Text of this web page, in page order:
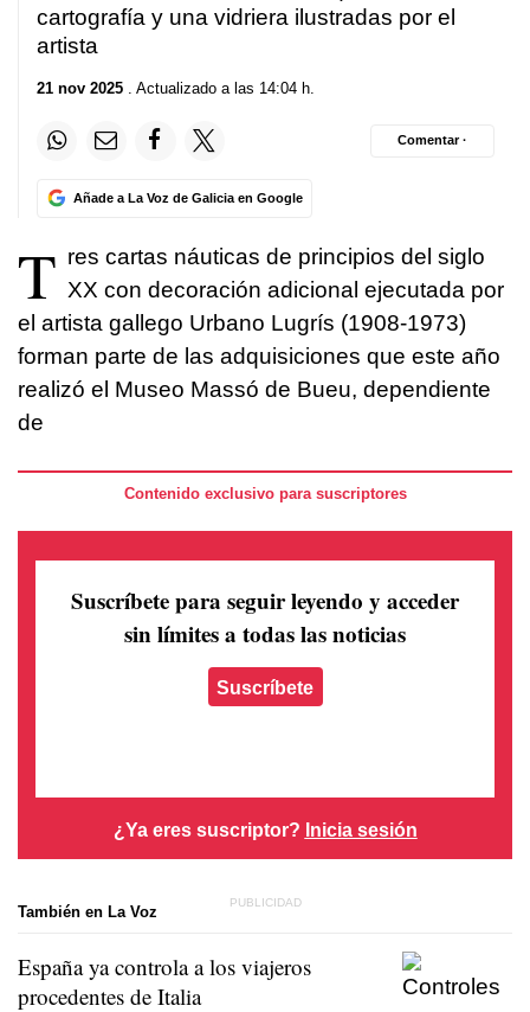
cartografía y una vidriera ilustradas por el
artista
21 nov 2025 . Actualizado a las 14:04 h.
Añade a La Voz de Galicia en Google
Comentar ·
T res cartas náuticas de principios del siglo
XX con decoración adicional ejecutada por
el artista gallego Urbano Lugrís (1908-1973)
forman parte de las adquisiciones que este año
realizó el Museo Massó de Bueu, dependiente
de
Contenido exclusivo para suscriptores
Suscríbete para seguir leyendo y acceder
sin límites a todas las noticias
Suscríbete
¿Ya eres suscriptor? Inicia sesión
También en La Voz
España ya controla a los viajeros
procedentes de Italia